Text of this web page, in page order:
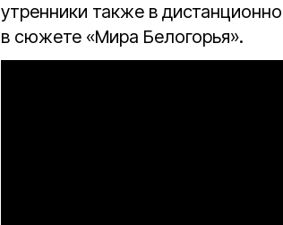
утренники также в
в сюжете «Мира Белогорья».